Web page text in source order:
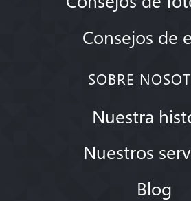
Consejos de
SOBRE
Nuestra
Nuestros
Blog